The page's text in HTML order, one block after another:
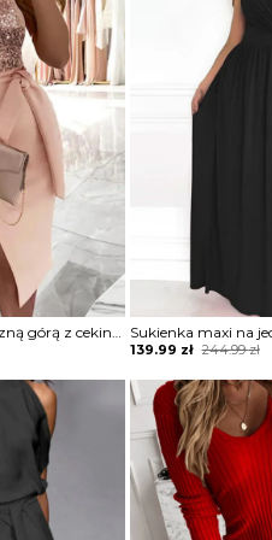
Sukienka z asymetryczną górą z cekinami
244.99zł
Original
was:
244.99 zł.
139.99 zł
Current
is:
139.99 zł.